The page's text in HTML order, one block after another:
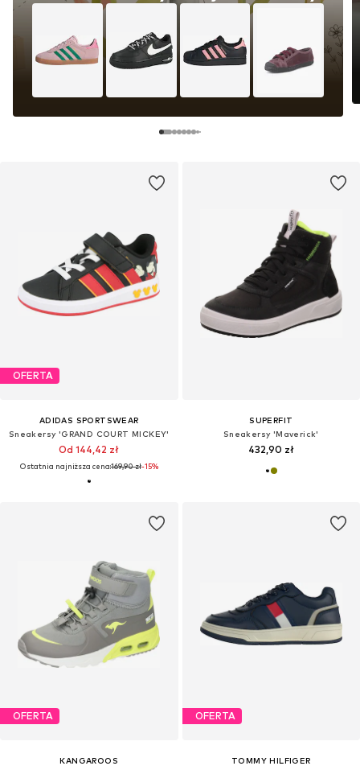
OFERTA
ADIDAS SPORTSWEAR
Sneakersy 'GRAND COURT MICKEY'
Od 144,42 zł
Ostatnia najniższa cena:169,90 zł-15%
SUPERFIT
Sneakersy 'Maverick'
432,90 zł
OFERTA
KANGAROOS
OFERTA
TOMMY HILFIGER